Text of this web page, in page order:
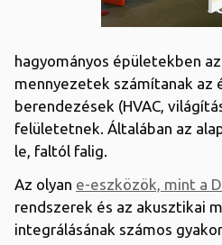
hagyományos épületekben
mennyezetek számítanak az
berendezések (HVAC,
felületetnek. Általában az
le, faltól falig.
Az olyan e-eszközök, mint a
rendszerek és az akusztikai
integrálásának számos